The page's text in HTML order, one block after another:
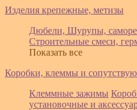
Изделия крепежные, метизы
Дюбели, Шурупы,
Строительные смеси,
Показать все
Коробки, клеммы и
Клеммные зажимы
установочные и